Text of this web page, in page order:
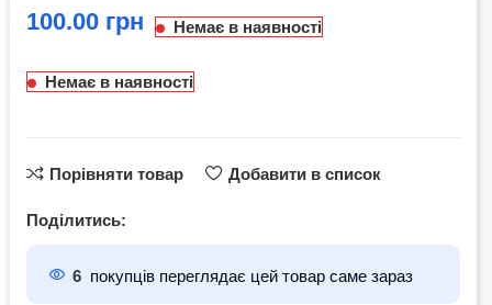
грн Немає в наявності
Немає в наявності
Порівняти товар Добавити в список
Поділитись:
6 покупців переглядає цей товар саме зараз